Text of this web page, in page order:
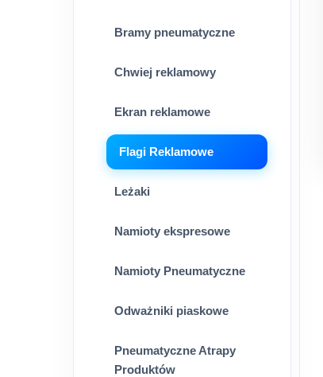
Bramy pneumatyczne
Chwiej reklamowy
Ekran reklamowe
Flagi Reklamowe
Leżaki
Namioty ekspresowe
Namioty Pneumatyczne
Odważniki piaskowe
Pneumatyczne Atrapy
Produktów